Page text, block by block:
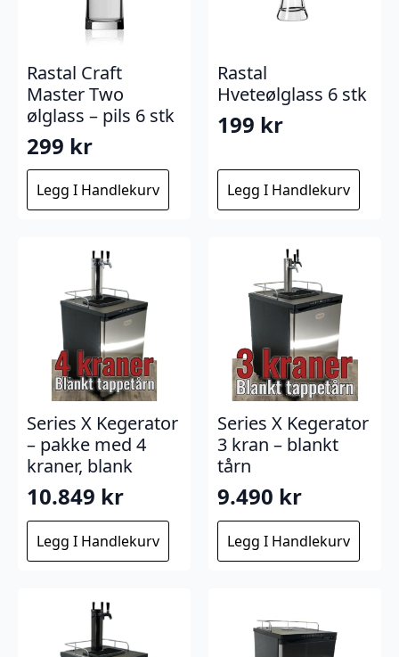
Rastal Craft
Master Two
ølglass – pils 6 stk
299 kr
Legg I Handlekurv
Rastal
Hveteølglass 6 stk
199 kr
Legg I Handlekurv
Series X Kegerator
– pakke med 4
kraner, blank
10.849 kr
Legg I Handlekurv
Series X Kegerator
3 kran – blankt
tårn
9.490 kr
Legg I Handlekurv